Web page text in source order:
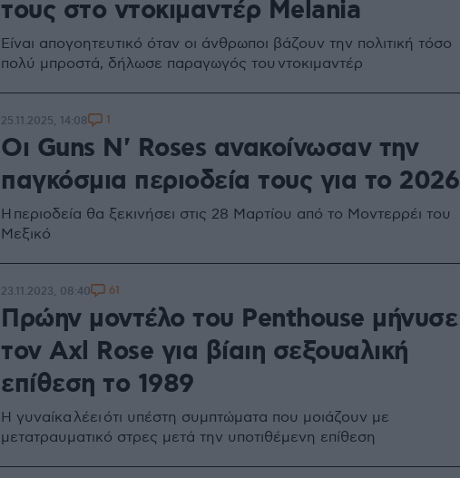
τους στο ντοκιμαντέρ Melania
Είναι απογοητευτικό όταν οι άνθρωποι βάζουν την πολιτική τόσο
πολύ μπροστά, δήλωσε παραγωγός του ντοκιμαντέρ
Οι Guns N' Roses ανακοίνωσαν την
παγκόσμια περιοδεία τους για το 2026
H περιοδεία θα ξεκινήσει στις 28 Μαρτίου από το Μοντερρέι του
Μεξικό
25.11.2025, 14:08 1
Πρώην μοντέλο του Penthouse μήνυσε
τον Axl Rose για βίαιη σεξουαλική
επίθεση το 1989
Η γυναίκα λέει ότι υπέστη συμπτώματα που μοιάζουν με
μετατραυματικό στρες μετά την υποτιθέμενη επίθεση
23.11.2023, 08:40 61